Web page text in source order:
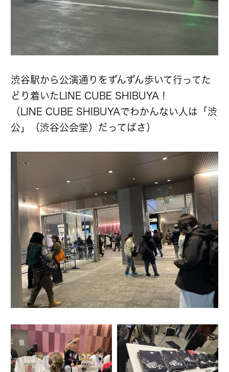
渋谷駅から公演通りをずんずん歩いて行ってた
どり着いたLINE CUBE SHIBUYA！
（LINE CUBE SHIBUYAでわかんない人は「渋
公」（渋谷公会堂）だってばさ）